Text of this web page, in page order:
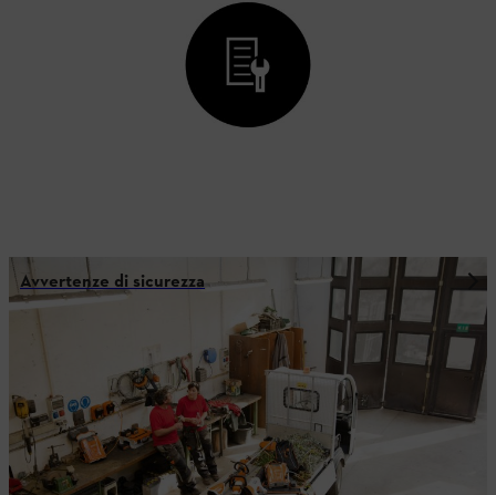
Avvertenze di sicurezza